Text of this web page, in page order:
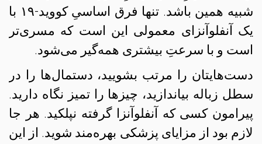
شبیه همین باشد. تنها فرق اساسیِ کووید-۱۹ با
یک آنفلوآنزای معمولی این است که مسری‌تر
است و با سرعتِ بیشتری همه‌گیر می‌شود.
دست‌هایتان را مرتب بشویید، دستما‌ل‌ها را در
سطل زباله بیاندازید، چیزها را تمیز نگاه دارید.
پیرامون کسی که آنفلوآنزا گرفته نپلکید. هر جا
لازم بود از مزایای پزشکی بهره‌مند شوید. از این